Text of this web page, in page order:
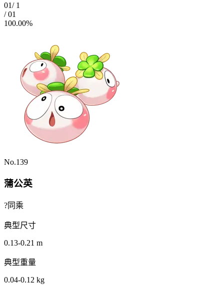
01/ 1
/01
100.00%
No.139
蒲公英
?同乘
典型尺寸
0.13-0.21 m
典型重量
0.04-0.12 kg